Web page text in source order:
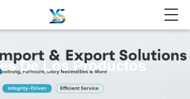
De Los Productos